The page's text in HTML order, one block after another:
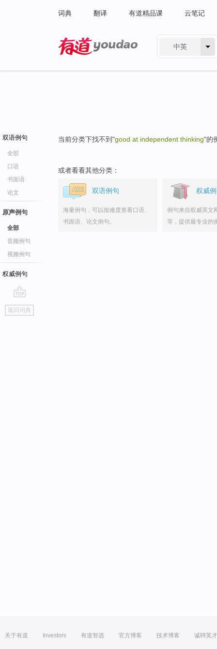
词典 翻译 有道精品课 云笔记
中英
双语例句
全部
口语
书面语
论文
原声例句
全部
音频例句
视频例句
权威例句
go
top
返回词典
当前分类下找不到"good at independent thinking"的
或者看看其他分类：
双语例句
海量例句，可以按难度查看口语、
书面语、论文例句。
权威
例句来自权威英文
等，提供最专业的
关于有道 Investors 有道智选 官方博客 技术博客 诚聘英才